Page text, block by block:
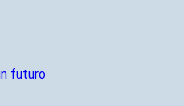
futuro